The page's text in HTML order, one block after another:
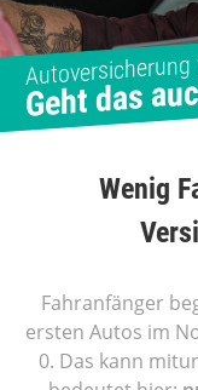
Geht das
Wenig
Fahranfänger
ersten Autos im
0. Das kann